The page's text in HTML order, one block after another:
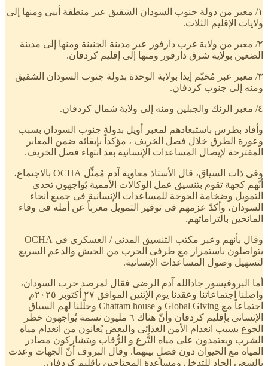
١/ معبر من دولة جنوب السودان الشقيق عبر منطقة أبيى ومنها إلى
ولايات الإقليم الثلاث.
٢/ معبر من ولاية غرب دارفور عبر مدينة الجنينة ومنها إلى مدينة
الضعين بولاية شرق دارفور ومنها إلى إقليم كردفان.
٣/ معبر عبر مُخيّم إيدا بولاية الوحدة بدولة جنوب السودان الشقيق
ومنه إلى جنوب كردفان.
٤/ معبر الرنك والجبلين ومنه إلى ولاية شمال كردفان.
وأفاد بطرس باستبعادهم لمعبر أويل بدولة جنوب السودان بسبب
وعورة الطرق خلال فصل الخريف ، مؤكداً بإبقائه ضمن المعابر
المقترحة لإيصال المساعدات الإنسانية بعد انتهاء فصل الخريف.
وفى ذات السياق، قال الأستاذ معاوية آدم مُمثِّل OCHA بالاجتماع،
أنّهم كجهة تقوم بتنسيق عمل الوكالات الأممية يُواجهون تحدى
التمويل وضخامة الحوجة للمساعدات الإنسانية فى جميع أنحاء
السودان، وأكدّ عزمهم فى توفير التمويل معرباً عن أمله فى وفاء
المانحين بالتزاماتهم.
وقال بأنهم وعبر مكتب التنسيق المدنى / العسكرى فى OCHA
يتواصلون باستمرار مع طرفى الحرب من الجيش والدعم السريع
لتسهيل وصول المساعدات الإنسانية.
أما البروفيسور جادالله آدم الرضى فقال لمرصد حرب السودان،
واصلنا اجتماعاتنا وعقدنا يوم الإثنين الموافق ٢٧ أكتوبر ٢٠٢٥م
اجتماعاً مع Global Giving و Chattam house وحلّلنا لهم السياق
الإنسانى بإقليم كردفان وأنّ هناك ٦ مليون نسمة يُواجهون خطر
الجوع بسبب انعدام الأمن الغذائى والبعض يُعانون من انعدام مياه
الشرب ويعتمدون على مياه التُّرع و الرُّقاب ويتشاركون مصادر
المياه مع الحيوان دون فصلٍ بينهما. وقال البروف أنّ الجهات وعدت
بالسعى الجاد للتدخل ومساعدة المحتاجين بإقليم كردفان.